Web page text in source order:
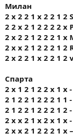
Милан
2 х 2 2 1 х 2 2 1 2
2 2 х 2 1 2 2 2 2 х
2 х 2 2 1 2 2 2 1 х
2 х х 2 1 2 2 2 1 2
2 х 2 2 1 х 2 2 1 2
Спарта
2 х 1 2 1 2 2 х 1 х
2 1 2 2 1 2 2 2 1 1
2 1 2 2 1 2 2 2 1 2
2 x x 2 1 x 2 x 1 x
2 х х 2 1 2 2 2 1 х